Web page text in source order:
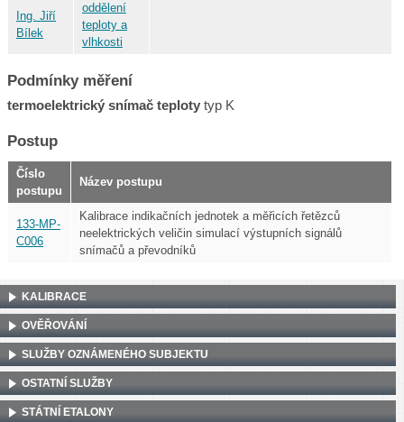
Ing. Jiří
Bílek
oddělení
teploty a
vlhkosti
Podmínky měření
termoelektrický snímač teploty typ K
Postup
Číslo
postupu
Název postupu
133-MP-
C006
Kalibrace indikačních jednotek a měřicích řetězců
neelektrických veličin simulací výstupních signálů
snímačů a převodníků
KALIBRACE
OVĚŘOVÁNÍ
SLUŽBY OZNÁMENÉHO SUBJEKTU
OSTATNÍ SLUŽBY
STÁTNÍ ETALONY